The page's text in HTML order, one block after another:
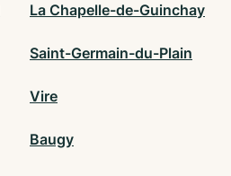
La Chapelle-de-Guinchay
Saint-Germain-du-Plain
Vire
Baugy